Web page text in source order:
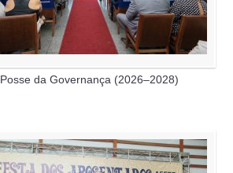
Posse da Governança (2026–2028)